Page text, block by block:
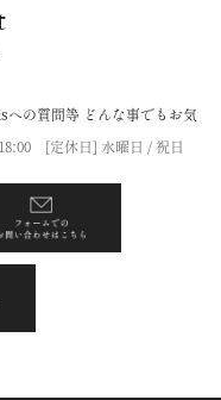
への質問等 どんな事でもお気
[定休日] 水曜日 / 祝日